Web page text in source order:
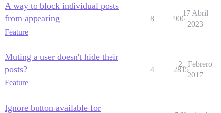
A way to block individual posts
from appearing
Feature
8 906
17 Abril
2023
Muting a user doesn't hide their
posts?
Feature
4 2815
21 Febrero
2017
Ignore button available for